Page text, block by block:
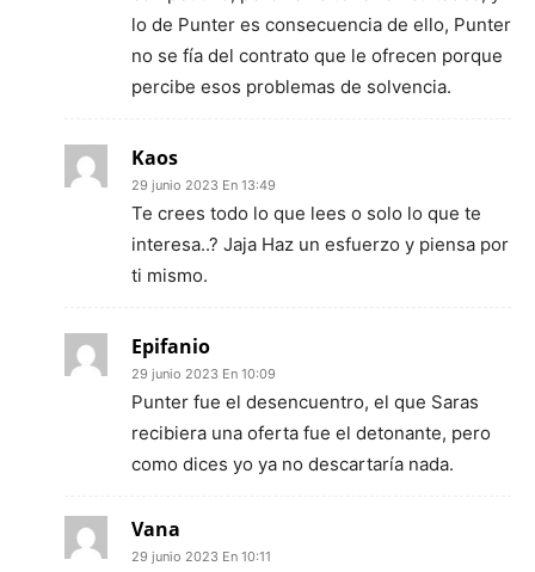
lo de Punter es consecuencia de ello, Punter
no se fía del contrato que le ofrecen porque
percibe esos problemas de solvencia.
Kaos
29 junio 2023 En 13:49
Te crees todo lo que lees o solo lo que te
interesa..? Jaja Haz un esfuerzo y piensa por
ti mismo.
Epifanio
29 junio 2023 En 10:09
Punter fue el desencuentro, el que Saras
recibiera una oferta fue el detonante, pero
como dices yo ya no descartaría nada.
Vana
29 junio 2023 En 10:11